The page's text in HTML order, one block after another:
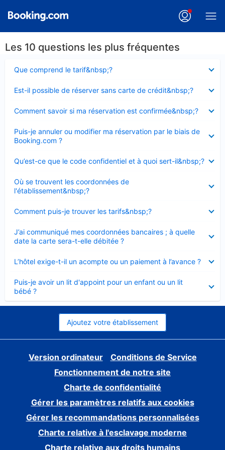
Les 10 questions les plus fréquentes
Que comprend le tarif&nbsp;?
fermé
Est-il possible de réserver sans carte de crédit&nbsp;?
fermé
Comment savoir si ma réservation est confirmée&nbsp;?
fermé
Puis-je annuler ou modifier ma réservation par le biais de
Booking.com ?
fermé
Qu’est-ce que le code confidentiel et à quoi sert-il&nbsp;?
fermé
Où se trouvent les coordonnées de
l'établissement&nbsp;?
fermé
Comment puis-je trouver les tarifs&nbsp;?
fermé
J’ai communiqué mes coordonnées bancaires ; à quelle
date la carte sera-t-elle débitée ?
fermé
L’hôtel exige-t-il un acompte ou un paiement à l’avance ?
fermé
Puis-je avoir un lit d'appoint pour un enfant ou un lit
bébé ?
fermé
Ajoutez votre établissement
Version ordinateur
Conditions de Service
Fonctionnement de notre site
Charte de confidentialité
Gérer les paramètres relatifs aux cookies
Gérer les recommandations personnalisées
Charte relative à l'esclavage moderne
Charte relative aux droits humains